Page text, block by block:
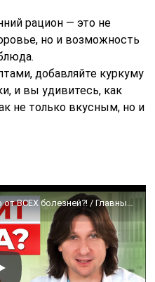
рацион — это не
но и возможность
добавляйте куркуму
и вы удивитесь, как
не только вкусным, но и